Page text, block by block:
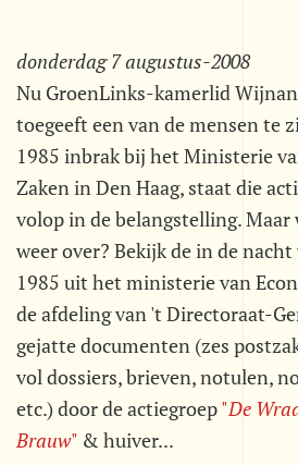
donderdag 7 augustus-2008
Nu GroenLinks-kamerlid
toegeeft een van de mensen te
1985 inbrak bij het Ministerie
Zaken in Den Haag, staat die
volop in de belangstelling. Maar
weer over? Bekijk de in de
1985 uit het ministerie van
de afdeling van 't Directoraat-
gejatte documenten (zes
vol dossiers, brieven, notulen,
etc.) door de actiegroep"De
Brauw" & huiver...